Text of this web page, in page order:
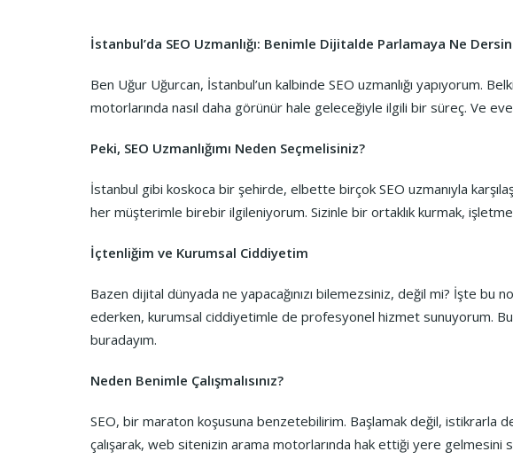
İstanbul’da SEO Uzmanlığı: Benimle Dijitalde Parlamaya Ne
Ben Uğur Uğurcan, İstanbul’un kalbinde SEO uzmanlığı yapıyorum.
motorlarında nasıl daha görünür hale geleceğiyle ilgili bir süreç. Ve
Peki, SEO Uzmanlığımı Neden Seçmelisiniz?
İstanbul gibi koskoca bir şehirde, elbette birçok SEO uzmanıyla
her müşterimle birebir ilgileniyorum. Sizinle bir ortaklık kurmak,
İçtenliğim ve Kurumsal Ciddiyetim
Bazen dijital dünyada ne yapacağınızı bilemezsiniz, değil mi? İşte
ederken, kurumsal ciddiyetimle de profesyonel hizmet sunuyorum.
buradayım.
Neden Benimle Çalışmalısınız?
SEO, bir maraton koşusuna benzetebilirim. Başlamak değil, istikrarla
çalışarak, web sitenizin arama motorlarında hak ettiği yere gelmesini